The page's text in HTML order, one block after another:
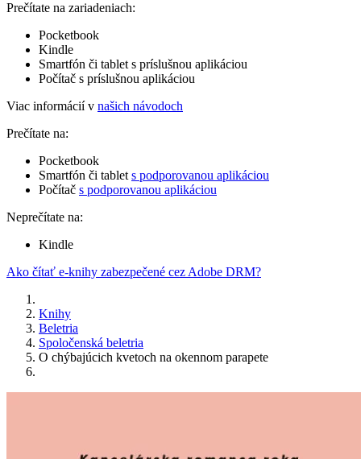
Prečítate na zariadeniach:
Pocketbook
Kindle
Smartfón či tablet s príslušnou aplikáciou
Počítač s príslušnou aplikáciou
Viac informácií v našich návodoch
Prečítate na:
Pocketbook
Smartfón či tablet s podporovanou aplikáciou
Počítač s podporovanou aplikáciou
Neprečítate na:
Kindle
Ako čítať e-knihy zabezpečené cez Adobe DRM?
Knihy
Beletria
Spoločenská beletria
O chýbajúcich kvetoch na okennom parapete